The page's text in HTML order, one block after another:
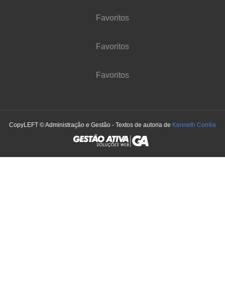
Favoritos
Favoritos
Favoritos
CopyLEFT © Administração e Gestão - Textos de autoria de Kenneth Corrêa